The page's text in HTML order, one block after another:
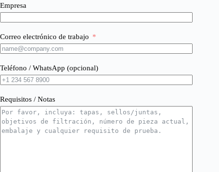
Empresa
Correo electrónico de trabajo
Teléfono / WhatsApp (opcional)
Requisitos / Notas